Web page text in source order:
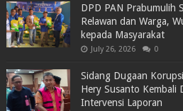
DPD PAN Prabumulih
Relawan dan Warga,
kepada Masyarakat
July 26, 2026 0
Sidang Dugaan
Hery Susanto Kembali
Intervensi Laporan